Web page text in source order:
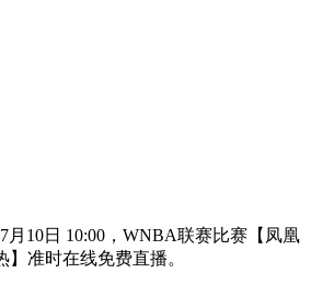
10日 10:00，WNBA联赛比赛【凤凰
准时在线免费直播。